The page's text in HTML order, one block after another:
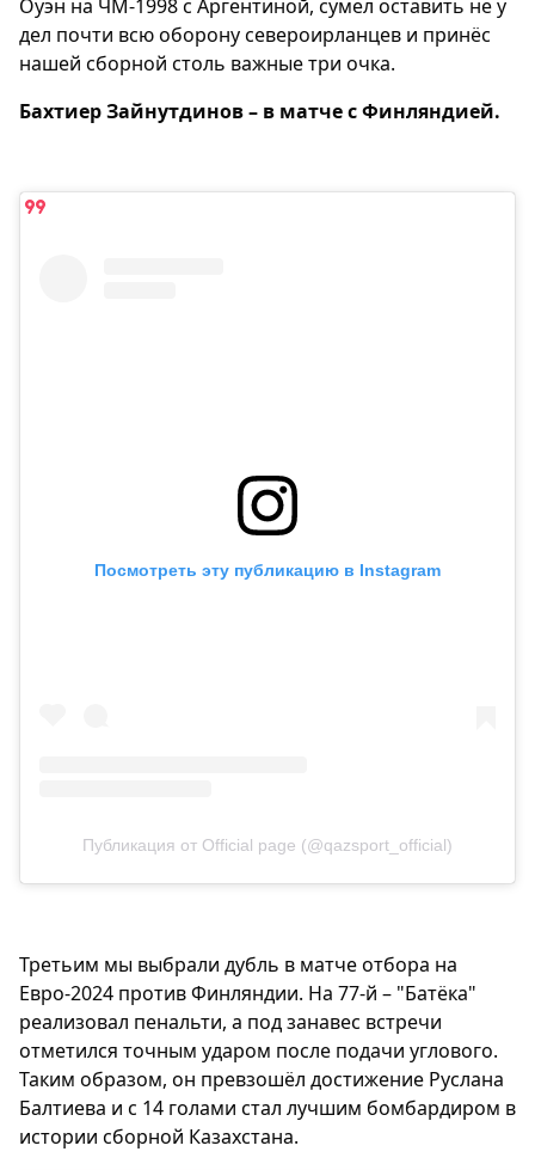
Оуэн на ЧМ-1998 с Аргентиной, сумел оставить не у
дел почти всю оборону североирланцев и принёс
нашей сборной столь важные три очка.
Бахтиер Зайнутдинов – в матче с Финляндией.
Посмотреть эту публикацию в Instagram
Публикация от Official page (@qazsport_official)
Третьим мы выбрали дубль в матче отбора на
Евро-2024 против Финляндии. На 77-й – "Батёка"
реализовал пенальти, а под занавес встречи
отметился точным ударом после подачи углового.
Таким образом, он превзошёл достижение Руслана
Балтиева и с 14 голами стал лучшим бомбардиром в
истории сборной Казахстана.